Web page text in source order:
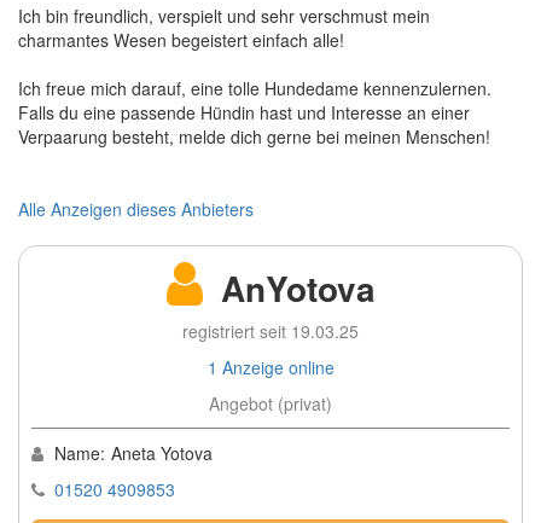
Ich bin freundlich, verspielt und sehr verschmust mein
charmantes Wesen begeistert einfach alle!
Ich freue mich darauf, eine tolle Hundedame kennenzulernen.
Falls du eine passende Hündin hast und Interesse an einer
Verpaarung besteht, melde dich gerne bei meinen Menschen!
Alle Anzeigen dieses Anbieters
AnYotova
registriert seit 19.03.25
1 Anzeige online
Angebot (privat)
Name: Aneta Yotova
01520 4909853